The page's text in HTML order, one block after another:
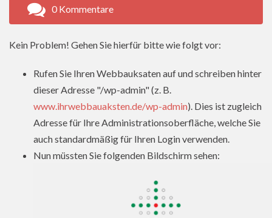
0 Kommentare
Kein Problem! Gehen Sie hierfür bitte wie folgt vor:
Rufen Sie Ihren Webbauksaten auf und schreiben hinter
dieser Adresse "/wp-admin" (z. B.
www.ihrwebbauaksten.de/wp-admin). Dies ist zugleich
Adresse für Ihre Administrationsoberfläche, welche Sie
auch standardmäßig für Ihren Login verwenden.
Nun müssten Sie folgenden Bildschirm sehen: